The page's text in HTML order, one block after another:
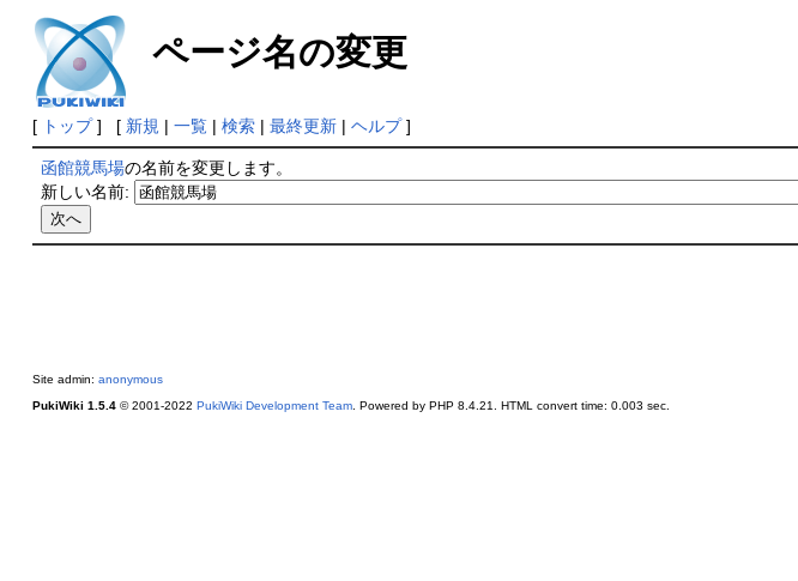
ページ名の変更
[ トップ] [ 新規 | 一覧| 検索| 最終更新| ヘルプ]
函館競馬場の名前を変更します。
新しい名前:
Site admin: anonymous
PukiWiki 1.5.4© 2001-2022 PukiWiki Development Team. Powered by PHP 8.4.21. HTML convert time: 0.003 sec.